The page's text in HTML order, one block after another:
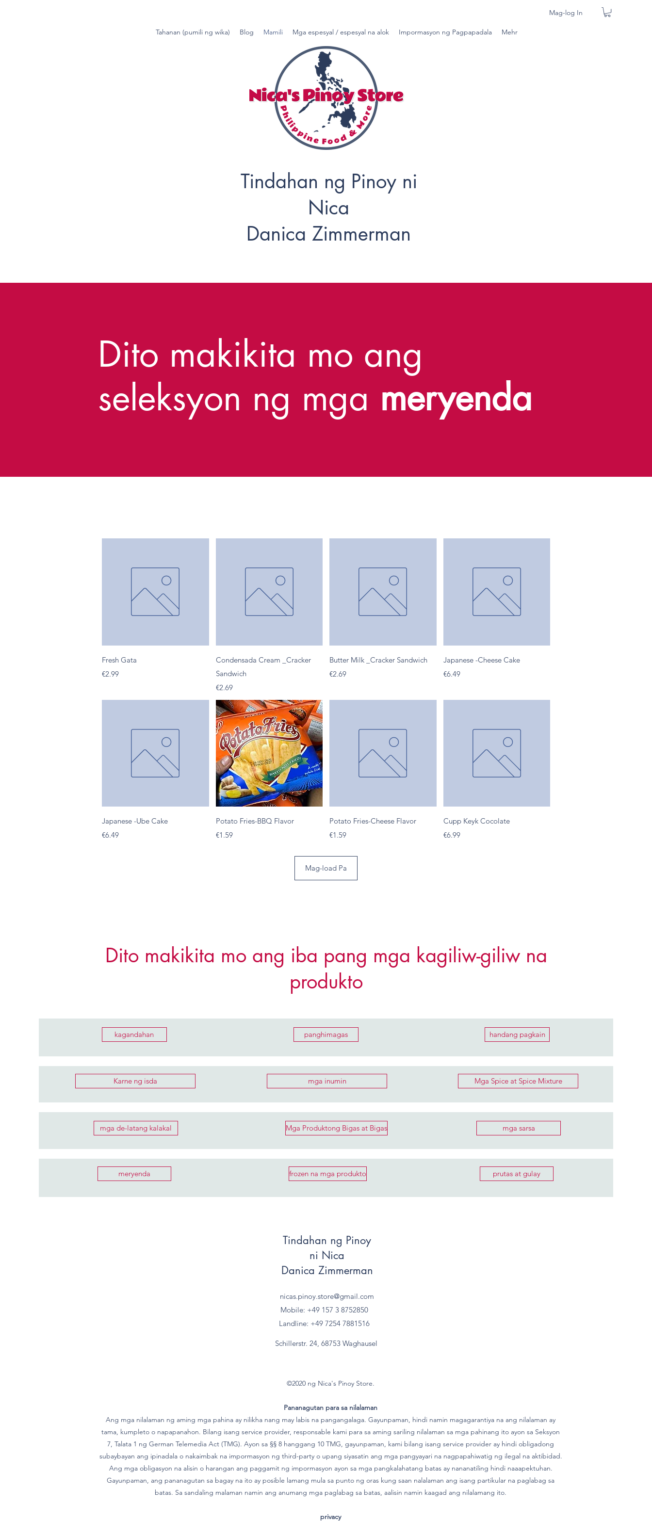
Mag-log In
Tahanan (pumili ng wika) Blog Mamili Mga espesyal / espesyal na alok Impormasyon ng Pagpapadala Mehr
Tindahan ng Pinoy ni
Nica
Danica Zimmerman
Dito makikita mo ang
seleksyon ng mga meryenda
Fresh Gata
Presyo
€2.99
Quick View
Condensada Cream _Cracker
Sandwich
Presyo
€2.69
Quick View
Butter Milk _Cracker Sandwich
Presyo
€2.69
Quick View
Japanese -Cheese Cake
Presyo
€6.49
Quick View
Japanese -Ube Cake
Presyo
€6.49
Quick View
Potato Fries-BBQ Flavor
Presyo
€1.59
Quick View
Potato Fries-Cheese Flavor
Presyo
€1.59
Quick View
Cupp Keyk Cocolate
Presyo
€6.99
Mag-load Pa
Dito makikita mo ang iba pang mga kagiliw-giliw na
produkto
kagandahan panghimagas handang pagkain
Karne ng isda mga inumin Mga Spice at Spice Mixture
mga de-latang kalakal Mga Produktong Bigas at Bigas mga sarsa
meryenda frozen na mga produkto prutas at gulay
Tindahan ng Pinoy
ni Nica
Danica Zimmerman
nicas.pinoy.store@gmail.com
Mobile: +49 157 3 8752850
Landline: +49 7254 7881516
Schillerstr. 24, 68753 Waghausel
©2020 ng Nica's Pinoy Store.
Pananagutan para sa nilalaman
Ang mga nilalaman ng aming mga pahina ay nilikha nang may labis na pangangalaga. Gayunpaman, hindi namin magagarantiya na ang nilalaman ay
tama, kumpleto o napapanahon. Bilang isang service provider, responsable kami para sa aming sariling nilalaman sa mga pahinang ito ayon sa Seksyon
7, Talata 1 ng German Telemedia Act (TMG). Ayon sa §§ 8 hanggang 10 TMG, gayunpaman, kami bilang isang service provider ay hindi obligadong
subaybayan ang ipinadala o nakaimbak na impormasyon ng third-party o upang siyasatin ang mga pangyayari na nagpapahiwatig ng ilegal na aktibidad.
Ang mga obligasyon na alisin o harangan ang paggamit ng impormasyon ayon sa mga pangkalahatang batas ay nananatiling hindi naaapektuhan.
Gayunpaman, ang pananagutan sa bagay na ito ay posible lamang mula sa punto ng oras kung saan nalalaman ang isang partikular na paglabag sa
batas. Sa sandaling malaman namin ang anumang mga paglabag sa batas, aalisin namin kaagad ang nilalamang ito.
privacy